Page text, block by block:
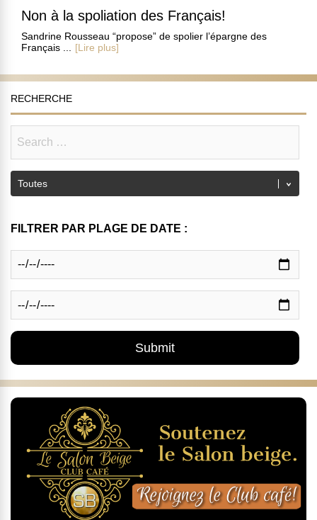
Non à la spoliation des Français!
Sandrine Rousseau “propose” de spolier l’épargne des
Français ...
[Lire plus]
RECHERCHE
FILTRER PAR PLAGE DE DATE :